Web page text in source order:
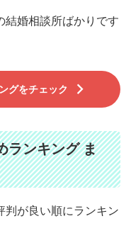
結婚相談所ばかりです
グをチェック
ランキング ま
判が良い順にランキン